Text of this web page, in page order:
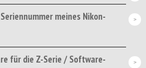
meines Nikon-
für die Z-Serie / Software-